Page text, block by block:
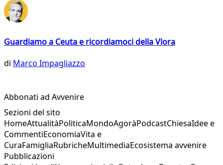
Guardiamo a Ceuta e ricordiamoci della Vlora
di Marco Impagliazzo
Abbonati ad Avvenire
Sezioni del sito
HomeAttualitàPoliticaMondoAgoràPodcastChiesaIdee e
CommentiEconomiaVita e
CuraFamigliaRubricheMultimediaEcosistema avvenire
Pubblicazioni